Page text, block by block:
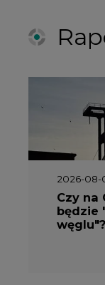
2026-08-
Czy na
będzie